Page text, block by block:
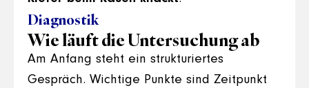
Diagnostik
Wie läuft die Untersuchung ab
Am Anfang steht ein strukturiertes
Gespräch. Wichtige Punkte sind Zeitpunkt